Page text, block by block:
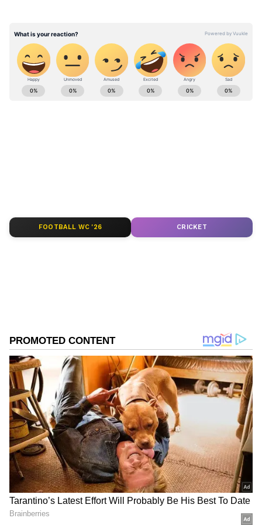
கொடூரம் நடந்துள்ளது.
ABOUT THE AUTHOR
DOWNLOAD APP
RECOMMENDED STORIES
FOOTBALL WC '26 CRICKET